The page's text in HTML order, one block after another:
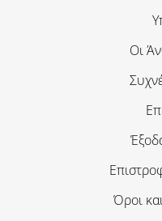
Οι
Όροι